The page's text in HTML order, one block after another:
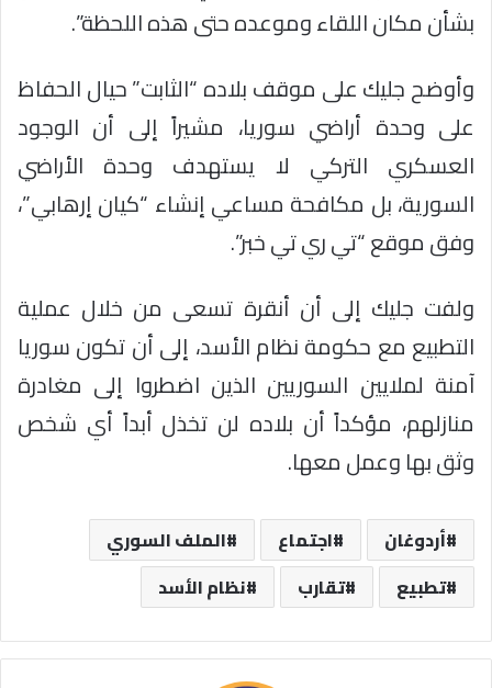
بشأن مكان اللقاء وموعده حتى هذه اللحظة”.
وأوضح جليك على موقف بلاده “الثابت” حيال الحفاظ
على وحدة أراضي سوريا، مشيراً إلى أن الوجود
العسكري التركي لا يستهدف وحدة الأراضي
السورية، بل مكافحة مساعي إنشاء “كيان إرهابي”،
وفق موقع “تي ري تي خبر”.
ولفت جليك إلى أن أنقرة تسعى من خلال عملية
التطبيع مع حكومة نظام الأسد، إلى أن تكون سوريا
آمنة لملايين السوريين الذين اضطروا إلى مغادرة
منازلهم، مؤكداً أن بلاده لن تخذل أبداً أي شخص
وثق بها وعمل معها.
أردوغان اجتماع
الملف السوري
تطبيع
تقارب نظام الأسد